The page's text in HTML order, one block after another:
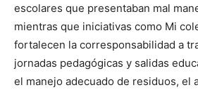
escolares que presentaban mal
mientras que iniciativas como Mi
fortalecen la corresponsabilidad a
jornadas pedagógicas y salidas
el manejo adecuado de residuos, el